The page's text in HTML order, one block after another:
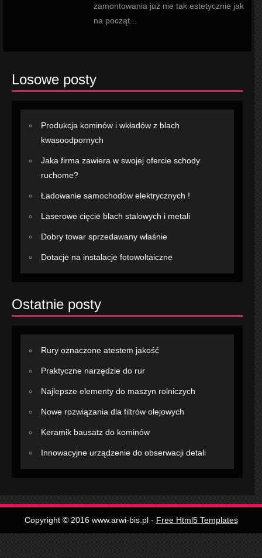
zamontowania już nie tak estetycznie jak
na począt...
Losowe posty
Produkcja kominów i wkładów z blach
kwasoodpornych
Jaka firma zawiera w swojej ofercie schody
ruchome?
Ładowanie samochodów elektrycznych !
Laserowe cięcie blach stalowych i metali
Dobry towar sprzedawany właśnie
Dotacje na instalacje fotowoltaiczne
Ostatnie posty
Rury oznaczone atestem jakość
Praktyczne narzędzie do rur
Najlepsze elementy do maszyn rolniczych
Nowe rozwiązania dla filtrów olejowych
Keramik bausatz do kominów
Innowacyjne urządzenie do obserwacji detali
Copyright © 2016 www.arwi-bis.pl - Free Html5 Templates